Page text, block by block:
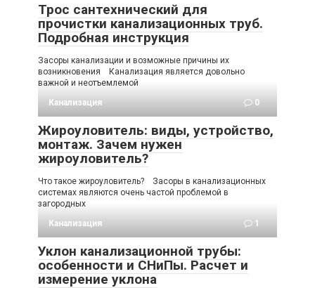
Трос сантехнический для
прочистки канализационных труб.
Подробная инструкция
Засоры канализации и возможные причины их
возникновения Канализация является довольно
важной и неотъемлемой
Канализация
0
Жироуловитель: виды, устройство,
монтаж. Зачем нужен
жироуловитель?
Что такое жироуловитель? Засоры в канализационных
системах являются очень частой проблемой в
загородных
Канализация
1
Уклон канализационной трубы:
особенности и СНиПы. Расчет и
измерение уклона